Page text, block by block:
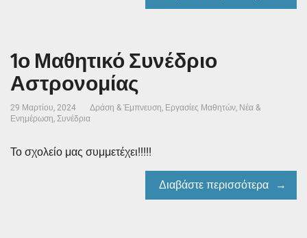
1ο Μαθητικό Συνέδριο
Αστρονομίας
29 Μαρτίου, 2024 Δράση & Έμπνευση Εργασίες Μαθητών Νέα &
Ενημέρωση Συνέδρια
Το σχολείο μας συμμετέχει!!!!!
Διαβάστε περισσότερα